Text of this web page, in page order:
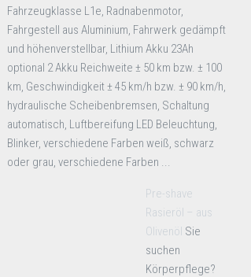
Fahrzeugklasse L1e, Radnabenmotor,
Fahrgestell aus Aluminium, Fahrwerk gedämpft
und höhenverstellbar, Lithium Akku 23Ah
optional 2 Akku Reichweite ± 50 km bzw. ± 100
km, Geschwindigkeit ± 45 km/h bzw. ± 90 km/h,
hydraulische Scheibenbremsen, Schaltung
automatisch, Luftbereifung LED Beleuchtung,
Blinker, verschiedene Farben weiß, schwarz
oder grau, verschiedene Farben ...
Pre-shave
Rasieröl – aus
Olivenöl Sie
suchen
Körperpflege?